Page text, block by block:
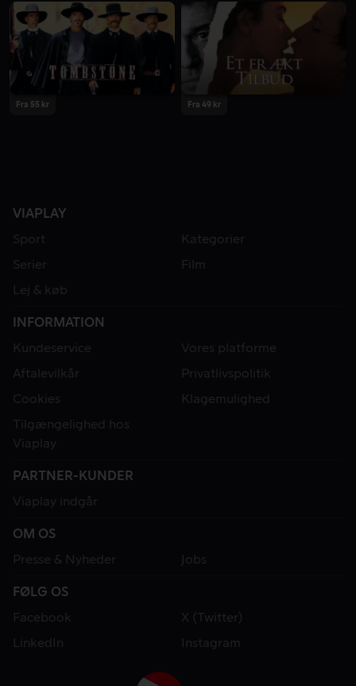
Fra 55 kr Fra 49 kr
VIAPLAY
Sport
Kategorier
Serier
Film
Lej & køb
INFORMATION
Kundeservice
Vores platforme
Aftalevilkår
Privatlivspolitik
Cookies
Klagemulighed
Tilgængelighed hos
Viaplay
PARTNER-KUNDER
Viaplay indgår
OM OS
Presse & Nyheder
Jobs
FØLG OS
Facebook
X (Twitter)
LinkedIn
Instagram